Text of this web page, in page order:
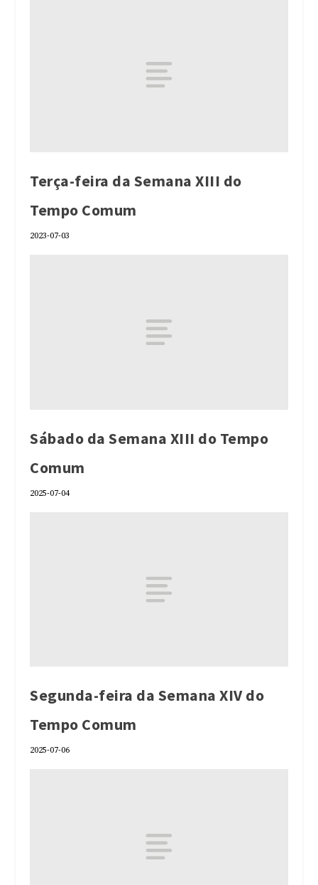
Terça-feira da Semana XIII do
Tempo Comum
2023-07-03
Sábado da Semana XIII do Tempo
Comum
2025-07-04
Segunda-feira da Semana XIV do
Tempo Comum
2025-07-06